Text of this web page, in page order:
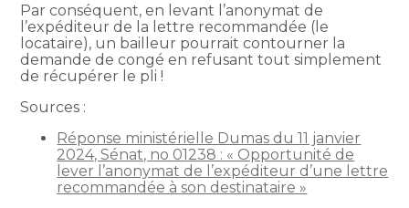
Par conséquent, en levant l’anonymat de
l’expéditeur de la lettre recommandée (le
locataire), un bailleur pourrait contourner la
demande de congé en refusant tout simplement
de récupérer le pli !
Sources :
Réponse ministérielle Dumas du 11 janvier
2024, Sénat, no 01238 : « Opportunité de
lever l’anonymat de l’expéditeur d’une lettre
recommandée à son destinataire »